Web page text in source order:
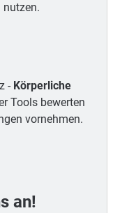
nutzen.
- Körperliche
Tools bewerten
vornehmen.
an!